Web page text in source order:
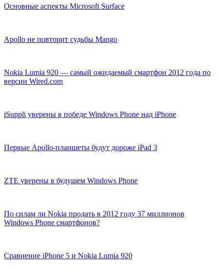
Основные аспекты Microsoft Surface
Apollo не повторит судьбы Mango
Nokia Lumia 920 — самый ожидаемый смартфон 2012 года по
версии Wired.com
iSuppli уверены в победе Windows Phone над iPhone
Первые Apollo-планшеты будут дороже iPad 3
ZTE уверены в будущем Windows Phone
По силам ли Nokia продать в 2012 году 37 миллионов
Windows Phone смартфонов?
Сравнение iPhone 5 и Nokia Lumia 920